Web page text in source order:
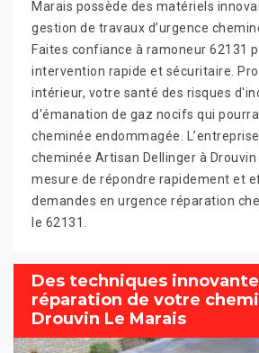
Marais possède des matériels
gestion de travaux d’urgence
Faites confiance à ramoneur 62131
intervention rapide et sécuritaire.
intérieur, votre santé des risques
d'émanation de gaz nocifs qui
cheminée endommagée.
cheminée Artisan Dellinger à Drouvin
mesure de répondre rapidement et
demandes en urgence réparation
le 62131.
Des techniques
réparation de votre
Drouvin Le Marais